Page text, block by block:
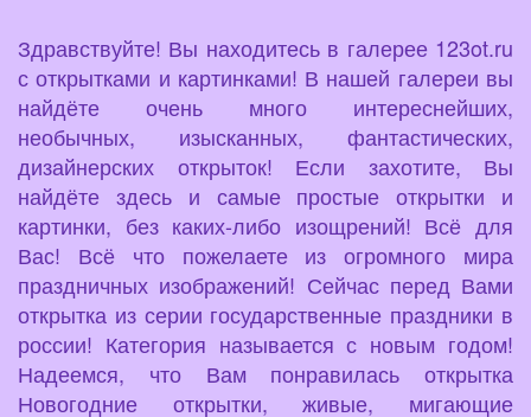
Здравствуйте! Вы находитесь в галерее 123ot.ru
с открытками и картинками! В нашей галереи вы
найдёте очень много интереснейших,
необычных, изысканных, фантастических,
дизайнерских открыток! Если захотите, Вы
найдёте здесь и самые простые открытки и
картинки, без каких-либо изощрений! Всё для
Вас! Всё что пожелаете из огромного мира
праздничных изображений! Сейчас перед Вами
открытка из серии государственные праздники в
россии! Категория называется с новым годом!
Надеемся, что Вам понравилась открытка
Новогодние открытки, живые, мигающие